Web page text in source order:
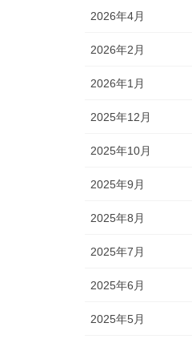
2026年4月
2026年2月
2026年1月
2025年12月
2025年10月
2025年9月
2025年8月
2025年7月
2025年6月
2025年5月